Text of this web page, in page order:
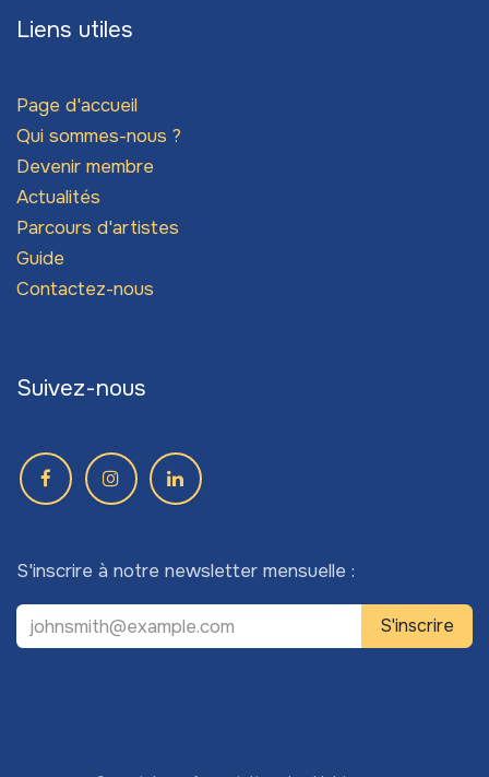
Liens utiles
Page d'accueil
Qui sommes-nous ?
Devenir membre
Actualités
Parcours d'artistes
Guide
Contactez-nous
Suivez-nous
S'inscrire à notre newsletter mensuelle :
S'inscrire